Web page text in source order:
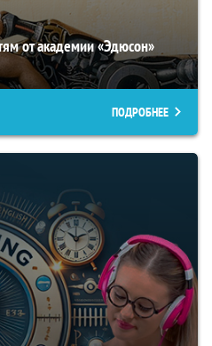
от академии «Эдюсон»
ПОДРОБНЕЕ